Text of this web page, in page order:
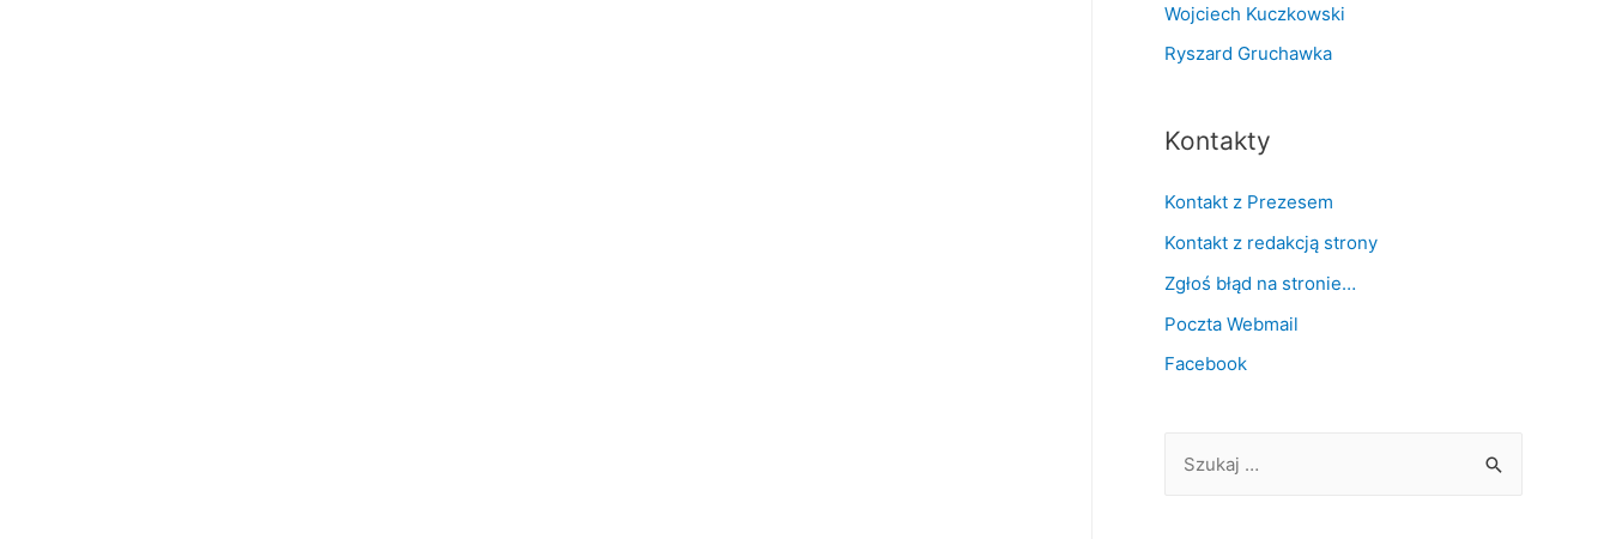
Wojciech Kuczkowski
Ryszard Gruchawka
Kontakty
Kontakt z Prezesem
Kontakt z redakcją strony
Zgłoś błąd na stronie…
Poczta Webmail
Facebook